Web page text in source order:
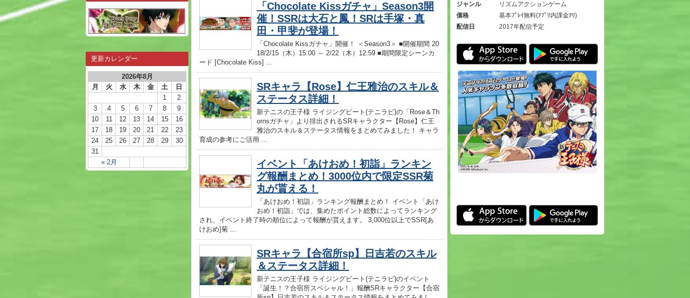
更新カレンダー
2026年8月
月
火 水 木 金 土 日
« 2月
1
2
3
4 5 6 7 8
9
10
11 12 13 14 15
16
17
18 19 20 21 22
23
24
25 26 27 28 29
30
31
「Chocolate Kissガチャ」Season3開
催！SSRは大石と鳳！SRは手塚・真
田・甲斐が登場！
「Chocolate Kissガチャ」開催！ ＜Season3＞ ■開催期間 20
18/2/15（木）15:00 ～ 2/22（木）12:59 ■期間限定シーンカ
ード [Chocolate Kiss] ...
SRキャラ【Rose】仁王雅治のスキル＆
ステータス詳細！
新テニスの王子様 ライジングビート(テニラビ)の「Rose＆Th
ornsガチャ」より排出されるSRキャラクター【Rose】仁王
雅治のスキル＆ステータス情報をまとめてみました！ キャラ
育成の参考にご活用 ...
イベント「あけおめ！初詣」ランキン
グ報酬まとめ！3000位内で限定SSR菊
丸が貰える！
「あけおめ！初詣」ランキング報酬まとめ！ イベント「あけ
おめ！初詣」では、集めたポイント総数によってランキング
され、イベント終了時の順位によって報酬が貰えます。 3,000位以上でSSR[あ
けおめ]菊 ...
SRキャラ【合宿所sp】日吉若のスキル
＆ステータス詳細！
新テニスの王子様 ライジングビート(テニラビ)のイベント
「誕生！？合宿所スペシャル！」報酬SRキャラクター【合宿
ジャンル
リズムアクションゲーム
価格
基本ﾌﾟﾚｲ無料(ｱﾌﾟﾘ内課金ｱﾘ)
配信日
2017年配信予定